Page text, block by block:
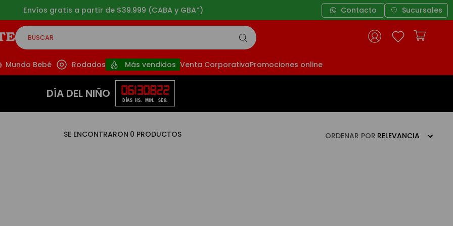
Envíos gratis a partir de $39.999 (CABA y GBA*) Contacto Sucursales
BUSCAR
Mundo Bebé Rodados Más vendidos Venta CorporativaPromociones online
DÍA DEL NIÑO 06
DÍAS
13
HS.
08
MIN.
21
SEG.
0 PRODUCTOS ORDENAR POR RELEVANCIA